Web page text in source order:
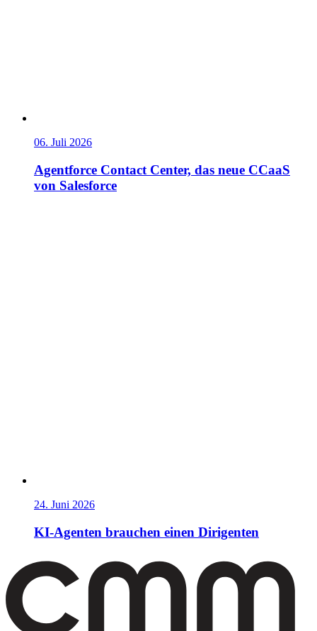
06. Juli 2026
Agentforce Contact Center, das neue CCaaS
von Salesforce
24. Juni 2026
KI-Agenten brauchen einen Dirigenten